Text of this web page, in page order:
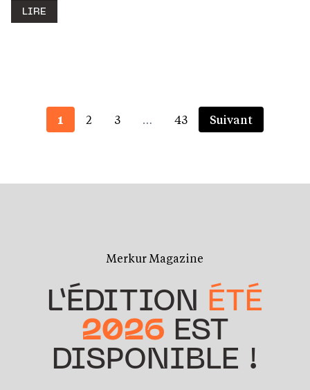
LIRE
1 2 3 … 43 Suivant
Merkur Magazine
L’ÉDITION ÉTÉ
2026 EST
DISPONIBLE !